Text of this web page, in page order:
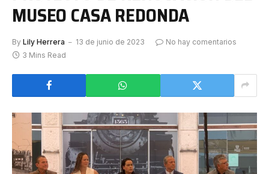
MUSEO CASA REDONDA
By Lily Herrera 13 de junio de 2023
No hay comentarios
3 Mins Read